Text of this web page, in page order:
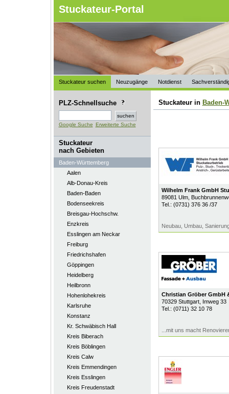
Stuckateur-Portal
Stuckateur suchen Neuzugänge Notdienst
PLZ-Schnellsuche
Google Suche Erweiterte Suche
Stuckateur
nach Gebieten
Baden-Württemberg
Aalen
Alb-Donau-Kreis
Baden-Baden
Bodenseekreis
Breisgau-Hochschw.
Enzkreis
Esslingen am Neckar
Freiburg
Friedrichshafen
Göppingen
Heidelberg
Heilbronn
Hohenlohekreis
Karlsruhe
Konstanz
Kr. Schwäbisch Hall
Kreis Biberach
Kreis Böblingen
Kreis Calw
Kreis Emmendingen
Kreis Esslingen
Kreis Freudenstadt
Stuckateur in Baden-
Wilhelm Frank GmbH
89081 Ulm,
Tel.: (0731) 376 36 /37
Neubau, Umbau,
Christian Gröber GmbH
70329 Stuttgart, Imweg 33
Tel.: (0711) 32 10 78
...mit uns macht